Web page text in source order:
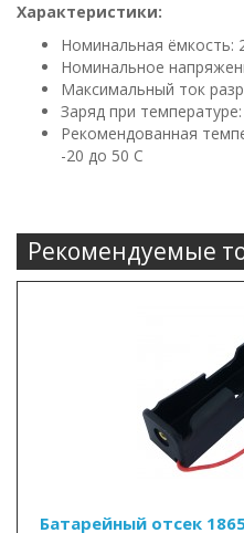
Характеристики:
Номинальная ёмкость:
Номинальное
Максимальный ток
Заряд при
Рекомендованная
-20 до 50 С
Рекомендуемые
Батарейный отсек